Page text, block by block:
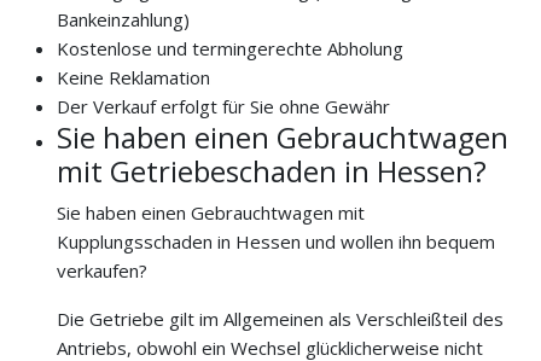
Bankeinzahlung)
Kostenlose und termingerechte Abholung
Keine Reklamation
Der Verkauf erfolgt für Sie ohne Gewähr
Sie haben einen Gebrauchtwagen
mit Getriebeschaden in Hessen?
Sie haben einen Gebrauchtwagen mit
Kupplungsschaden in Hessen und wollen ihn bequem
verkaufen?
Die Getriebe gilt im Allgemeinen als Verschleißteil des
Antriebs, obwohl ein Wechsel glücklicherweise nicht